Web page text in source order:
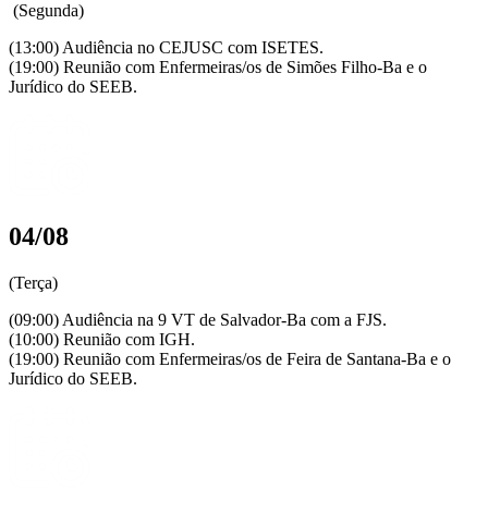
(Segunda)
(13:00) Audiência no CEJUSC com ISETES.
(19:00) Reunião com Enfermeiras/os de Simões Filho-Ba e o
Jurídico do SEEB.
04/08
(Terça)
(09:00) Audiência na 9 VT de Salvador-Ba com a FJS.
(10:00) Reunião com IGH.
(19:00) Reunião com Enfermeiras/os de Feira de Santana-Ba e o
Jurídico do SEEB.